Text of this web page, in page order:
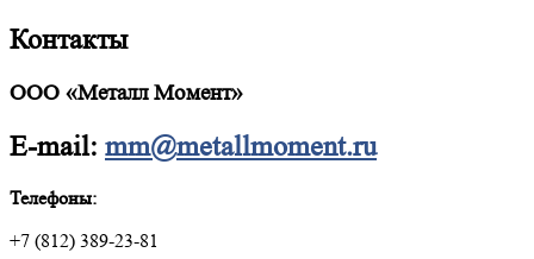
Контакты
ООО «Металл Момент»
E-mail: mm@metallmoment.ru
Телефоны:
+7 (812) 389-23-81